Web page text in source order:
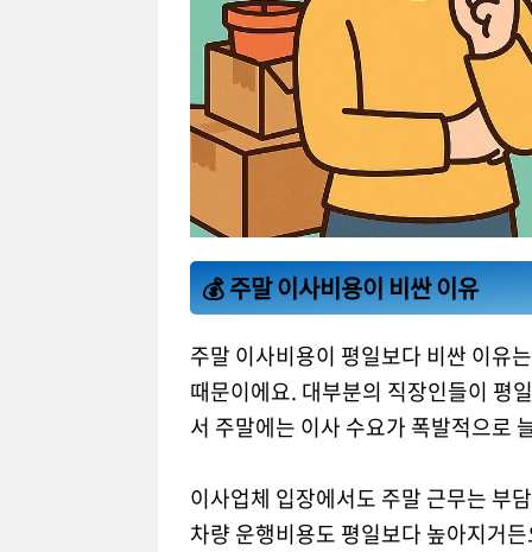
💰 주말 이사비용이 비싼 이유
주말 이사비용이 평일보다 비싼 이유
때문이에요. 대부분의 직장인들이 평
서 주말에는 이사 수요가 폭발적으로
이사업체 입장에서도 주말 근무는 부
차량 운행비용도 평일보다 높아지거